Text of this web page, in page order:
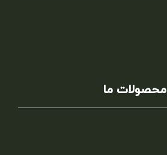
محصولات ما